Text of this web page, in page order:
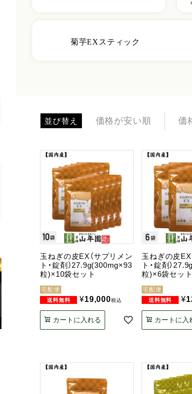
菊芋EXスティック
並び替え 価格が安い順 価
玉ねぎの皮EX（サプリメン
ト・錠剤）27.9g(300mg×93
粒)×10袋セット
宅配便
¥19,000税込
カートに入れる
玉ねぎの皮EX
ト・錠剤）
粒)×6袋セット
宅配便
¥
カートに入